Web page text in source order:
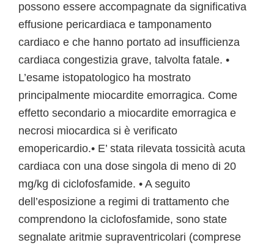
possono essere accompagnate da significativa
effusione pericardiaca e tamponamento
cardiaco e che hanno portato ad insufficienza
cardiaca congestizia grave, talvolta fatale. •
L’esame istopatologico ha mostrato
principalmente miocardite emorragica. Come
effetto secondario a miocardite emorragica e
necrosi miocardica si è verificato
emopericardio.• E’ stata rilevata tossicità acuta
cardiaca con una dose singola di meno di 20
mg/kg di ciclofosfamide. • A seguito
dell’esposizione a regimi di trattamento che
comprendono la ciclofosfamide, sono state
segnalate aritmie supraventricolari (comprese